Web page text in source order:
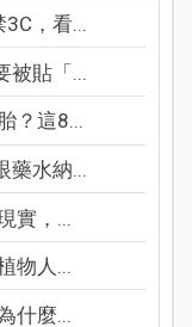
，看...
被貼「...
？這8...
藥水納...
實，...
物人...
什麼...